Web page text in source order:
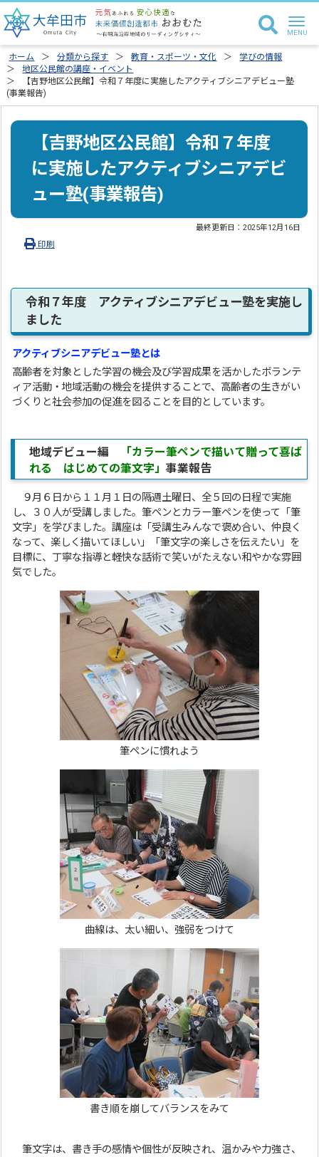
ホーム 分類から探す 教育・スポーツ・文化
学びの情報
地区公民館の講座・イベント
【吉野地区公民館】令和７年度に実施したアクティブシニアデビュー塾
(事業報告)
【吉野地区公民館】令和７年度
に実施したアクティブシニアデビ
ュー塾(事業報告)
最終更新日：2025年12月16日
印刷
令和７年度 アクティブシニアデビュー塾を実施し
ました
アクティブシニアデビュー塾とは
高齢者を対象とした学習の機会及び学習成果を活かしたボランテ
ィア活動・地域活動の機会を提供することで、高齢者の生きがい
づくりと社会参加の促進を図ることを目的としています。
地域デビュー編
「カラー筆ペンで描いて贈って喜ば
れる はじめての筆文字」事業報告
９月６日から１１月１日の隔週土曜日、全５回の日程で実施
し、３０人が受講しました。筆ペンとカラー筆ペンを使って「筆
文字」を学びました。講座は「受講生みんなで褒め合い、仲良く
なって、楽しく描いてほしい」「筆文字の楽しさを伝えたい」を
目標に、丁寧な指導と軽快な話術で笑いがたえない和やかな雰囲
気でした。
筆ペンに慣れよう
曲線は、太い細い、強弱をつけて
書き順を崩してバランスをみて
筆文字は、書き手の感情や個性が反映され、温かみや力強さ、